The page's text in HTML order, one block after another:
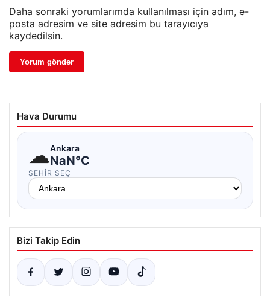
Daha sonraki yorumlarımda kullanılması için adım, e-
posta adresim ve site adresim bu tarayıcıya
kaydedilsin.
Hava Durumu
☁Ankara
NaN°C
ŞEHIR SEÇ
Bizi Takip Edin